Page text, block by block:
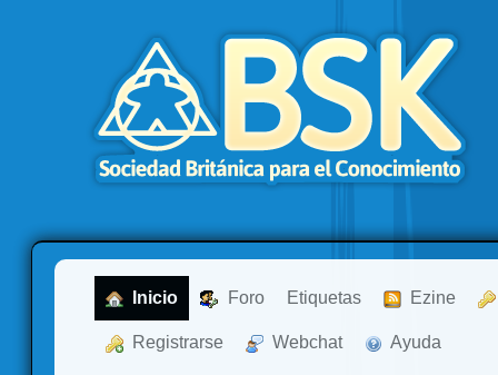
Inicio Foro Etiquetas Ezine
Registrarse Webchat Ayuda